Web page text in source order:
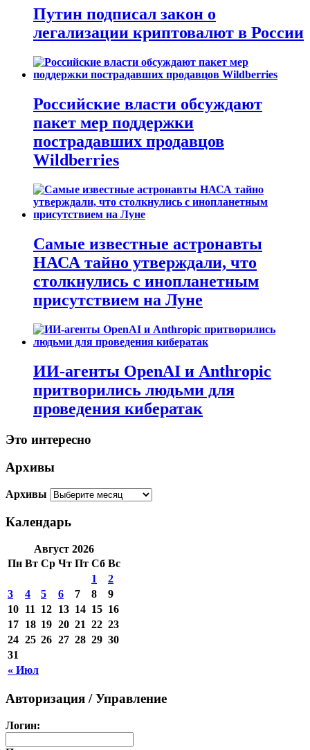
Путин подписал закон о
легализации криптовалют в России
Российские власти обсуждают
пакет мер поддержки
пострадавших продавцов
Wildberries
Самые известные астронавты
НАСА тайно утверждали, что
столкнулись с инопланетным
присутствием на Луне
ИИ-агенты OpenAI и Anthropic
притворились людьми для
проведения кибератак
Это интересно
Архивы
Архивы
Календарь
Август 2026
Пн Вт Ср Чт Пт Сб Вс
« Июл
1
2
3
4 5 6 7 8
9
10 11 12 13 14 15 16
17 18 19 20 21 22 23
24 25 26 27 28 29 30
31
Авторизация / Управление
Логин: